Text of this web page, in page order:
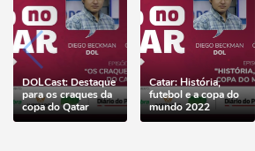
DOLCast: Destaque
para os craques da
copa do Qatar
Catar: História,
futebol e a copa do
mundo 2022